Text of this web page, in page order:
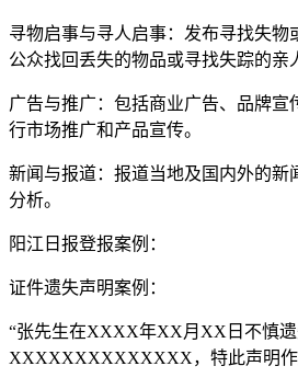
寻物启事与寻人启事：发布寻找失物
公众找回丢失的物品或寻找失踪的亲
广告与推广：包括商业广告、品牌宣
行市场推广和产品宣传。
新闻与报道：报道当地及国内外的新
分析。
阳江日报登报案例：
证件遗失声明案例：
“张先生在XXXX年XX月XX日不慎
XXXXXXXXXXXXXX，特此声明作